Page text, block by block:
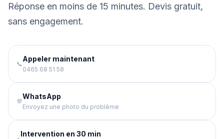
Réponse en moins de 15 minutes. Devis gratuit,
sans engagement.
📞
Appeler maintenant
0465 68 51 58
💬
WhatsApp
Envoyez une photo du problème
Intervention en 30 min